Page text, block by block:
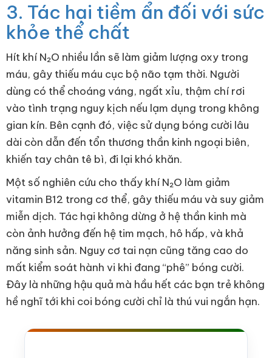
3. Tác hại tiềm ẩn đối với sức
khỏe thể chất
Hít khí N₂O nhiều lần sẽ làm giảm lượng oxy trong
máu, gây thiếu máu cục bộ não tạm thời. Người
dùng có thể choáng váng, ngất xỉu, thậm chí rơi
vào tình trạng nguy kịch nếu lạm dụng trong không
gian kín. Bên cạnh đó, việc sử dụng bóng cười lâu
dài còn dẫn đến tổn thương thần kinh ngoại biên,
khiến tay chân tê bì, đi lại khó khăn.
Một số nghiên cứu cho thấy khí N₂O làm giảm
vitamin B12 trong cơ thể, gây thiếu máu và suy giảm
miễn dịch. Tác hại không dừng ở hệ thần kinh mà
còn ảnh hưởng đến hệ tim mạch, hô hấp, và khả
năng sinh sản. Nguy cơ tai nạn cũng tăng cao do
mất kiểm soát hành vi khi đang “phê” bóng cười.
Đây là những hậu quả mà hầu hết các bạn trẻ không
hề nghĩ tới khi coi bóng cười chỉ là thú vui ngắn hạn.